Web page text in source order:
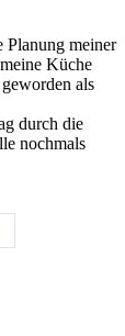
Planung meiner
Küche
als
durch die
nochmals